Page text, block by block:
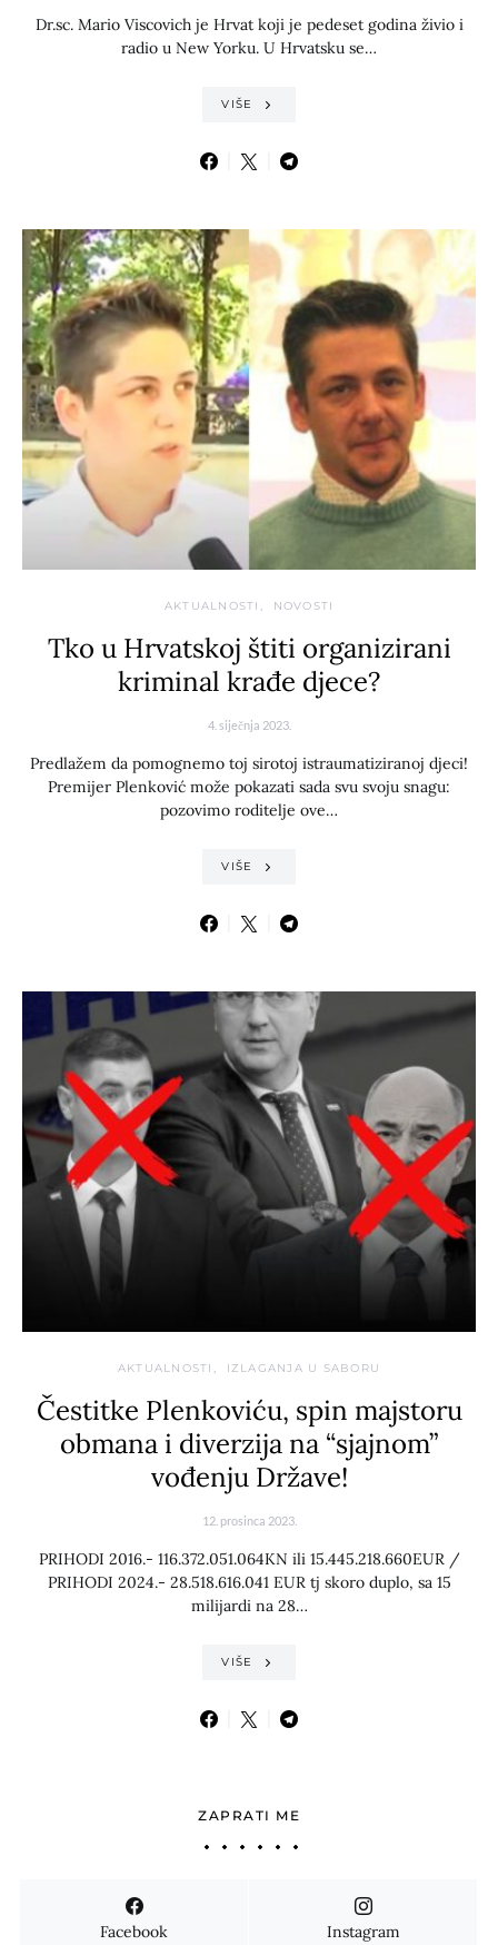
Dr.sc. Mario Viscovich je Hrvat koji je pedeset godina živio i
radio u New Yorku. U Hrvatsku se…
VIŠE
AKTUALNOSTI NOVOSTI
Tko u Hrvatskoj štiti organizirani
kriminal krađe djece?
4. siječnja 2023.
Predlažem da pomognemo toj sirotoj istraumatiziranoj djeci!
Premijer Plenković može pokazati sada svu svoju snagu:
pozovimo roditelje ove…
VIŠE
AKTUALNOSTI IZLAGANJA U SABORU
Čestitke Plenkoviću, spin majstoru
obmana i diverzija na “sjajnom”
vođenju Države!
12. prosinca 2023.
PRIHODI 2016.- 116.372.051.064KN ili 15.445.218.660EUR /
PRIHODI 2024.- 28.518.616.041 EUR tj skoro duplo, sa 15
milijardi na 28…
VIŠE
ZAPRATI ME
Facebook Instagram